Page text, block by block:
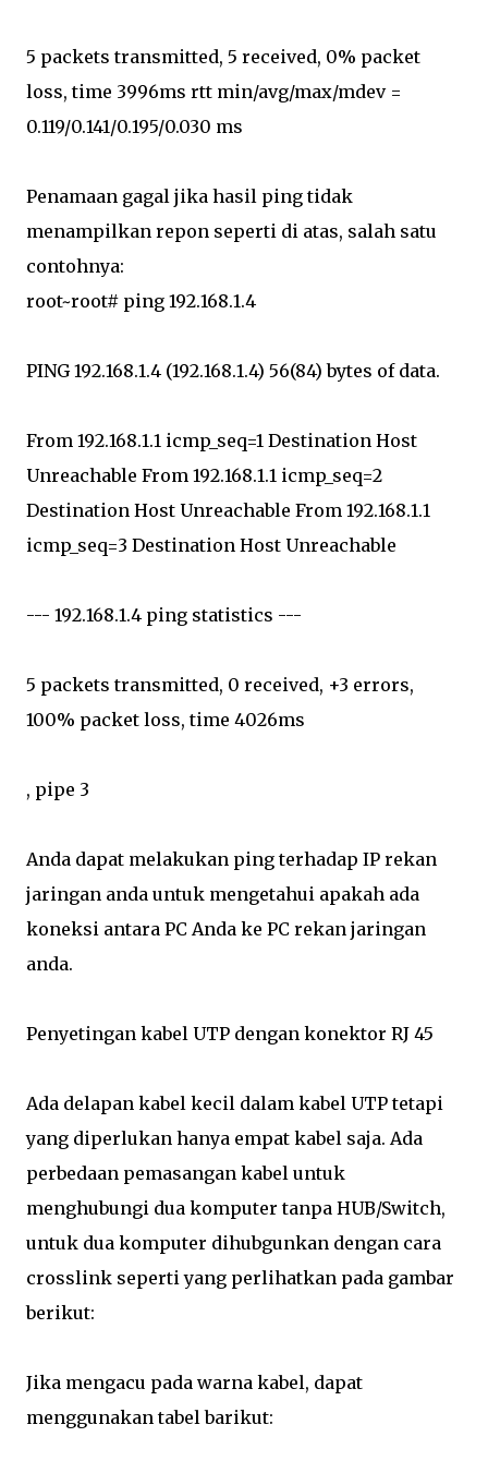
5 packets transmitted, 5 received, 0% packet
loss, time 3996ms rtt min/avg/max/mdev =
0.119/0.141/0.195/0.030 ms
Penamaan gagal jika hasil ping tidak
menampilkan repon seperti di atas, salah satu
contohnya:
root~root# ping 192.168.1.4
PING 192.168.1.4 (192.168.1.4) 56(84) bytes of data.
From 192.168.1.1 icmp_seq=1 Destination Host
Unreachable From 192.168.1.1 icmp_seq=2
Destination Host Unreachable From 192.168.1.1
icmp_seq=3 Destination Host Unreachable
--- 192.168.1.4 ping statistics ---
5 packets transmitted, 0 received, +3 errors,
100% packet loss, time 4026ms
, pipe 3
Anda dapat melakukan ping terhadap IP rekan
jaringan anda untuk mengetahui apakah ada
koneksi antara PC Anda ke PC rekan jaringan
anda.
Penyetingan kabel UTP dengan konektor RJ 45
Ada delapan kabel kecil dalam kabel UTP tetapi
yang diperlukan hanya empat kabel saja. Ada
perbedaan pemasangan kabel untuk
menghubungi dua komputer tanpa HUB/Switch,
untuk dua komputer dihubgunkan dengan cara
crosslink seperti yang perlihatkan pada gambar
berikut:
Jika mengacu pada warna kabel, dapat
menggunakan tabel barikut: